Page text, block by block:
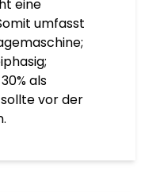
eine
umfasst
als
vor der